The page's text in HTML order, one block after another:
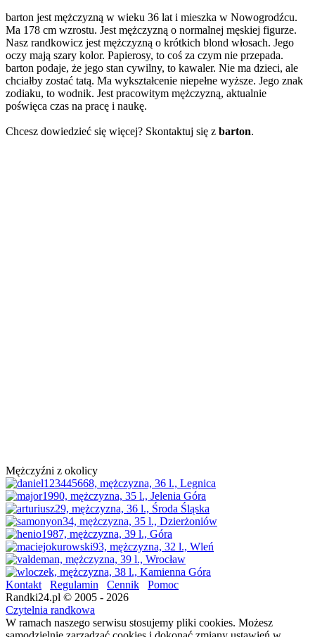
barton jest mężczyzną w wieku 36 lat i mieszka w Nowogrodźcu.
Ma 178 cm wzrostu. Jest mężczyzną o normalnej męskiej figurze.
Nasz randkowicz jest mężczyzną o krótkich blond włosach. Jego
oczy mają szary kolor. Papierosy, to coś za czym nie przepada.
barton podaje, że jego stan cywilny, to kawaler. Nie ma dzieci, ale
chciałby zostać tatą. Ma wykształcenie niepełne wyższe. Jego znak
zodiaku, to wodnik. Jest pracowitym mężczyzną, aktualnie
poświęca czas na pracę i naukę.
Chcesz dowiedzieć się więcej? Skontaktuj się z barton.
Mężczyźni z okolicy
Kontakt Regulamin Cennik
Pomoc
Randki24.pl © 2005 - 2026
Czytelnia randkowa
W ramach naszego serwisu stosujemy pliki cookies. Możesz